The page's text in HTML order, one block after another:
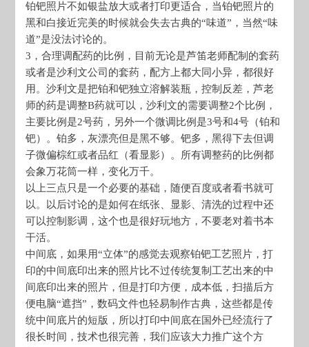
铂钯照片不如银盐放大或者打印更适合，当铂钯照片的
黑和白接近完美的时候就会失去古典的“味道”，当然“味
道”是没法讨论的。
3，合理调配药的比例，目前无论是芦笛老师配制的套药
或者是沙利文公司的套药，配方上都大同小异，都很好
用。沙利文是把铂和钯独立溶解装瓶，控制反差，芦老
师的药是调整B药就可以，沙利文的需要调整2个比例，
主要比例是2号药，另外一个微调比例是3号和4号（铂和
钯）。铂多，灰漂亮但是黑不够。钯多，黑得下去但调
子微偏棕红或者品红（看显影）。所有调整药的比例都
会象万花筒一样，变化万千。
以上三点只是一个必要的基础，随便百度或者看书就可
以。以后讨论的是如何在纸张、显影、清洗的过程中还
可以控制影调，这个也是很好玩地方，不要老对着书本
干活。
中间底，如果用“立体”的感觉去观察铂钯工艺照片，打
印的中间底印出来的照片比不过传统复制工艺出来的中
间底印出来的照片，但是打印方便，成本低，扫描后方
便电脑“遮挡”，数码文件也轻易制作古典，这些都是传
统中间底片的短版，所以打印中间底在国外已经流行了
很长时间，技术也很完善，我们应该大力推广这个方